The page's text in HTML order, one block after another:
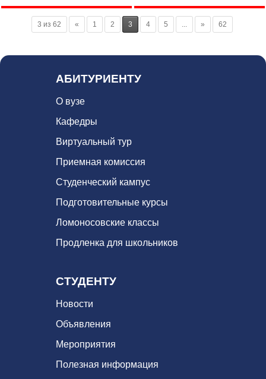
3 из 62 « 1 2 3 4 5 ... » 62
АБИТУРИЕНТУ
О вузе
Кафедры
Виртуальный тур
Приемная комиссия
Студенческий кампус
Подготовительные курсы
Ломоносовские классы
Продленка для школьников
СТУДЕНТУ
Новости
Объявления
Мероприятия
Полезная информация